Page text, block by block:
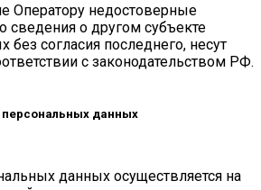
Оператору недостоверные
сведения о другом субъекте
без согласия последнего, несут
с законодательством РФ.
данных
данных осуществляется на